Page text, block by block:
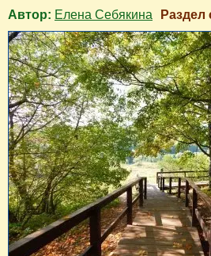
Автор: Елена Себякина Раздел